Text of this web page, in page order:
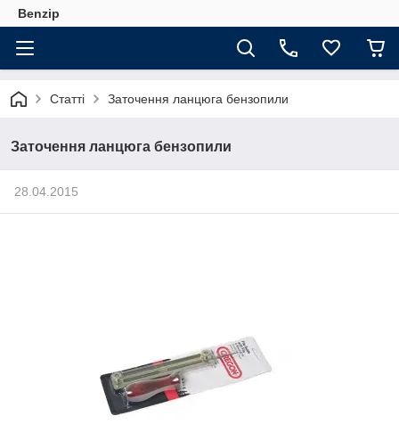
Benzip
Статті Заточення ланцюга бензопили
Заточення ланцюга бензопили
28.04.2015